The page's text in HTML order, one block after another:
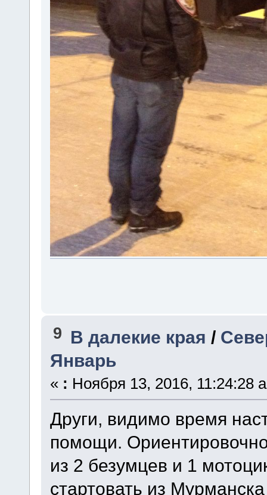
9 В далекие края /
Январь
« : Ноября 13, 2016, 11:24:28
Други, видимо время
помощи.
из 2 безумцев и 1
стартовать из